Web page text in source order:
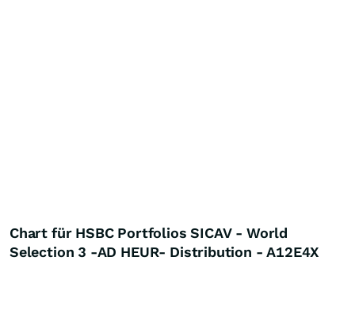
Chart für HSBC Portfolios SICAV - World
Selection 3 -AD HEUR- Distribution - A12E4X